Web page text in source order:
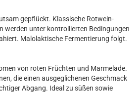
gepflückt. Klassische Rotwein-
werden unter kontrollierten Bedingungen
Malolaktische Fermentierung folgt.
von roten Früchten und Marmelade.
die einen ausgeglichenen Geschmack
Abgang. Ideal zu süßen sowie